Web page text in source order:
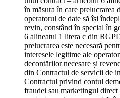
în măsura în care prelucrarea
operatorul de date să își
revin, constând în special în
6 alineatul 1 litera c din
prelucrarea este necesară
interesele legitime ale
decontărilor necesare și
din Contractul de servicii de
Contractul privind contul
fraudei sau marketingul